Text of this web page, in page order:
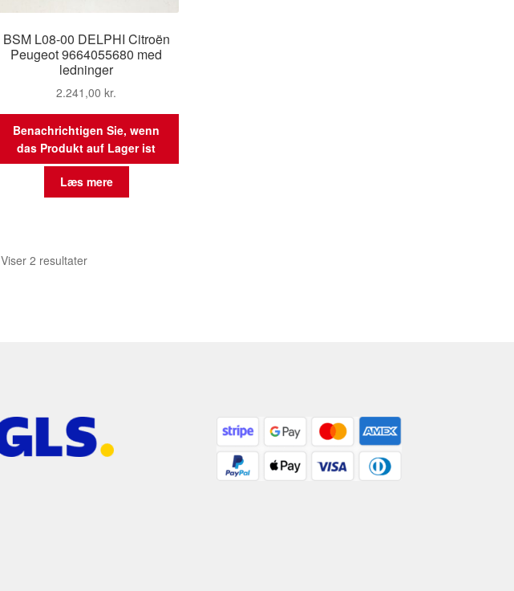
BSM L08-00 DELPHI Citroën
Peugeot 9664055680 med
ledninger
2.241,00kr.
Benachrichtigen Sie, wenn
das Produkt auf Lager ist
Læs mere
Viser 2 resultaterSorteret